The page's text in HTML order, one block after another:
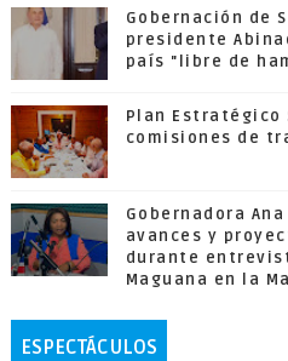
Gobernación de
presidente
país "libre de
Plan Estratégico
comisiones de
Gobernadora
avances y
durante
Maguana en la
ESPECTÁCULOS